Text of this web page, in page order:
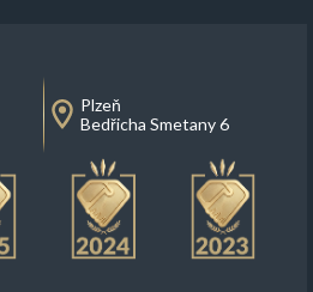
Plzeň
Bedřicha Smetany 6